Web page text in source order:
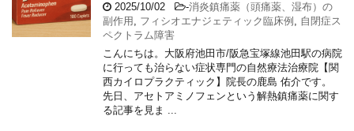
2025/10/02 -消炎鎮痛薬（頭痛薬、湿布）の
副作用 , フィシオエナジェティック臨床例 , 自閉症ス
ペクトラム障害
こんにちは。大阪府池田市/阪急宝塚線池田駅の病院
に行っても治らない症状専門の自然療法治療院【関
西カイロプラクティック】院長の鹿島 佑介です。
先日、アセトアミノフェンという解熱鎮痛薬に関す
る記事を見ま ...